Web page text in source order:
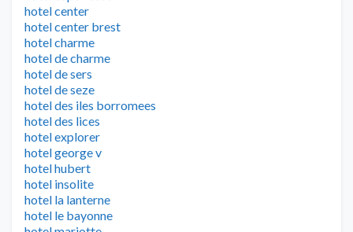
hotel center
hotel center brest
hotel charme
hotel de charme
hotel de sers
hotel de seze
hotel des iles borromees
hotel des lices
hotel explorer
hotel george v
hotel hubert
hotel insolite
hotel la lanterne
hotel le bayonne